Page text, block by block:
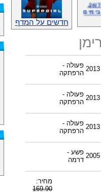
חדשים על המדף
2013 פעולה -
הרפתקה
2013 פעולה -
הרפתקה
2013 פעולה -
הרפתקה
2005 פשע -
דרמה
מחיר:
169.90